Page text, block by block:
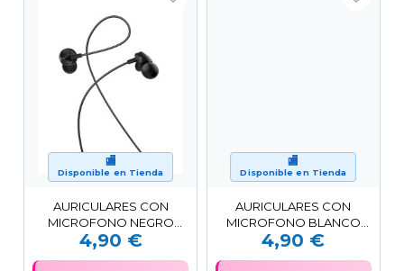
🏬
Disponible en Tienda
AURICULARES CON
MICROFONO NEGRO
CON JACK 3.5MM HOCO
4,90 €
🏬
Disponible en Tienda
AURICULARES CON
MICROFONO BLANCO
CON JACK 3.5MM HOCO
4,90 €